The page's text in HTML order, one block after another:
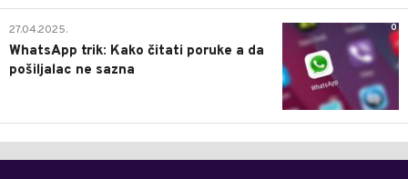
0
27.04.2025.
WhatsApp trik: Kako čitati poruke a da
pošiljalac ne sazna